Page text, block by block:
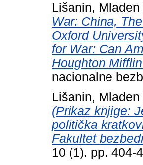
Lišanin, Mladen
War: China,
Oxford
for War: Can
Houghton
nacionalne
Lišanin, Mladen
(Prikaz knjige:
politička
Fakultet
10 (1). pp. 404-